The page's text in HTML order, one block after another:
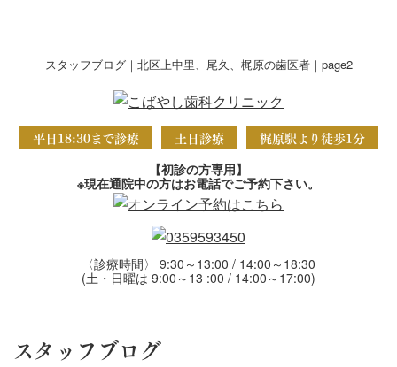
スタッフブログ｜北区上中里、尾久、梶原の歯医者｜page2
平日18:30まで診療 土日診療 梶原駅より徒歩1分
【初診の方専用】
※現在通院中の方はお電話でご予約下さい。
〈診療時間〉 9:30～13:00 / 14:00～18:30
(土・日曜は 9:00～13 :00 / 14:00～17:00)
スタッフブログ